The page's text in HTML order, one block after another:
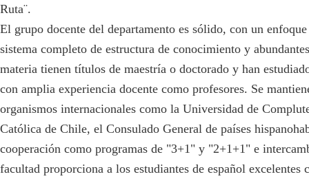
Ruta¨.
El grupo docente del departamento es sólido, con un
sistema completo de estructura de conocimiento y
materia tienen títulos de maestría o doctorado y han
con amplia experiencia docente como profesores. Se
organismos internacionales como la Universidad de
Católica de Chile, el Consulado General de países
cooperación como programas de "3+1" y "2+1+1" e
facultad proporciona a los estudiantes de español